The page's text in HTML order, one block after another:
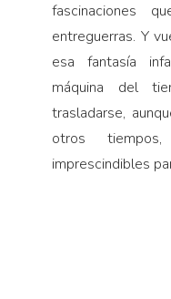
fascinaciones
entreguerras. Y
esa fantasía
máquina del
trasladarse,
otros
imprescindibles